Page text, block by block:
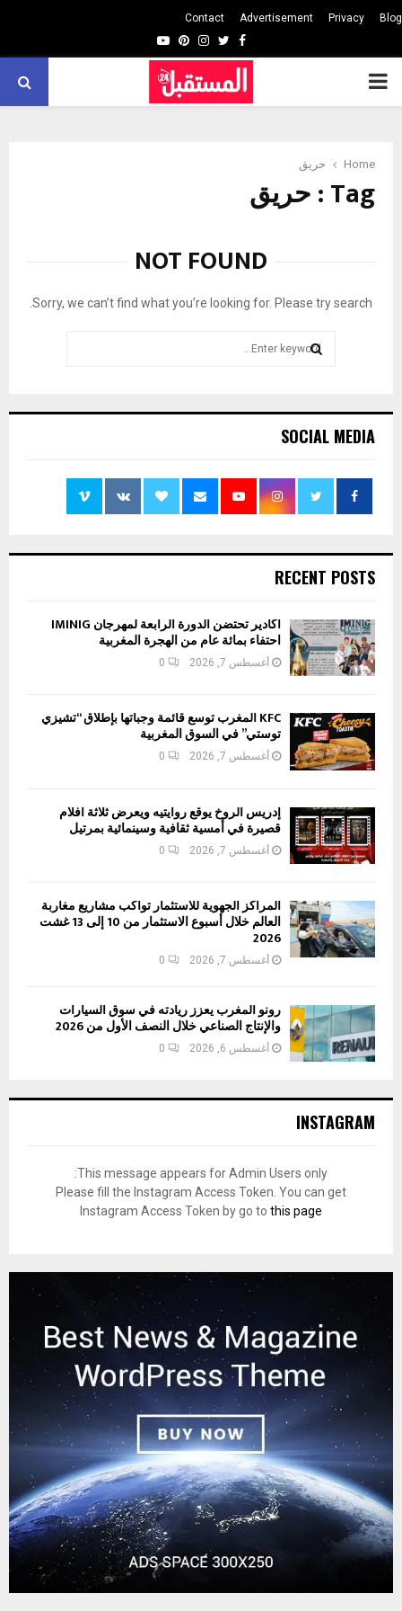
Blog
Privacy
Advertisement
Contact
Facebook
Twitter
Instagram
Pinterest
Youtube
PRIMARY
Home حريق
Tag : حريق
NOT FOUND
Sorry, we can’t find what you’re looking for. Please try search.
for:
SOCIAL MEDIA
RECENT POSTS
أكادير تحتضن الدورة الرابعة لمهرجان IMINIG
احتفاء بمائة عام من الهجرة المغربية
أغسطس 7, 2026 0
KFC المغرب توسع قائمة وجباتها بإطلاق “تشيزي
توستي” في السوق المغربية
أغسطس 7, 2026 0
إدريس الروخ يوقع روايتيه ويعرض ثلاثة أفلام
قصيرة في أمسية ثقافية وسينمائية بمرتيل
أغسطس 7, 2026 0
المراكز الجهوية للاستثمار تواكب مشاريع مغاربة
العالم خلال أسبوع الاستثمار من 10 إلى 13 غشت
2026
أغسطس 7, 2026 0
رونو المغرب يعزز ريادته في سوق السيارات
والإنتاج الصناعي خلال النصف الأول من 2026
أغسطس 6, 2026 0
INSTAGRAM
This message appears for Admin Users only:
Please fill the Instagram Access Token. You can get
Instagram Access Token by go to this page